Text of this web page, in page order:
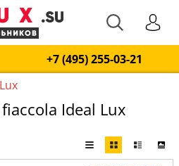
+7 (495) 255-03-21
Ideal Lux